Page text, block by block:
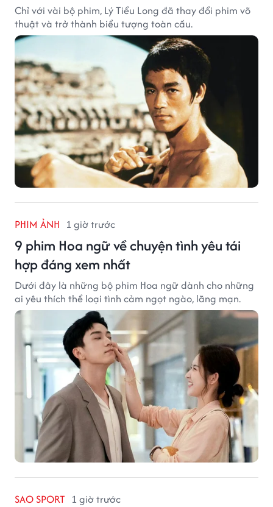
Chỉ với vài bộ phim, Lý Tiểu Long đã thay đổi phim võ
thuật và trở thành biểu tượng toàn cầu.
PHIM ẢNH 1 giờ trước
9 phim Hoa ngữ về chuyện tình yêu tái
hợp đáng xem nhất
Dưới đây là những bộ phim Hoa ngữ dành cho những
ai yêu thích thể loại tình cảm ngọt ngào, lãng mạn.
SAO SPORT 1 giờ trước